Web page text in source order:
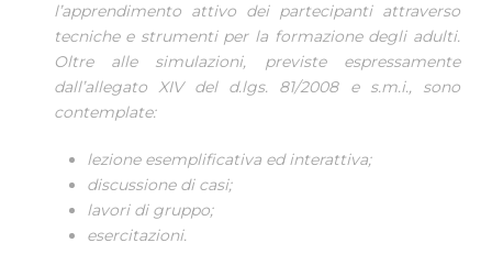
l’apprendimento attivo dei partecipanti attraverso
tecniche e strumenti per la formazione degli adulti.
Oltre alle simulazioni, previste espressamente
dall’allegato XIV del d.lgs. 81/2008 e s.m.i., sono
contemplate:
lezione esemplificativa ed interattiva;
discussione di casi;
lavori di gruppo;
esercitazioni.